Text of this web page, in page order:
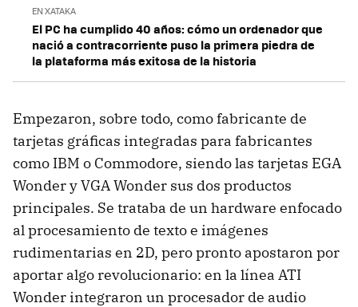
EN XATAKA
El PC ha cumplido 40 años: cómo un ordenador que
nació a contracorriente puso la primera piedra de
la plataforma más exitosa de la historia
Empezaron, sobre todo, como fabricante de
tarjetas gráficas integradas para fabricantes
como IBM o Commodore, siendo las tarjetas EGA
Wonder y VGA Wonder sus dos productos
principales. Se trataba de un hardware enfocado
al procesamiento de texto e imágenes
rudimentarias en 2D, pero pronto apostaron por
aportar algo revolucionario: en la línea ATI
Wonder integraron un procesador de audio